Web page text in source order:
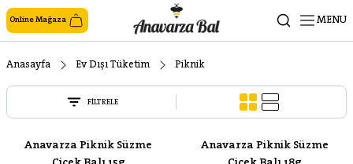
Online Mağaza MENU
Anasayfa Ev Dışı Tüketim Piknik
FİLTRELE
Anavarza Piknik Süzme
Anavarza Piknik Süzme